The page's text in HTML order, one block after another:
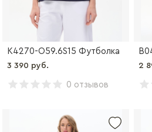
K4270-O59.6S15 Футболка
3 390 руб.
0 отзывов
2